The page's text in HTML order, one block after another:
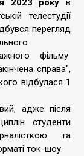
2023 року в
телестудії
перегляд
фільму
справа",
відбулася 1
адже після
студенти
та
ток-шоу.